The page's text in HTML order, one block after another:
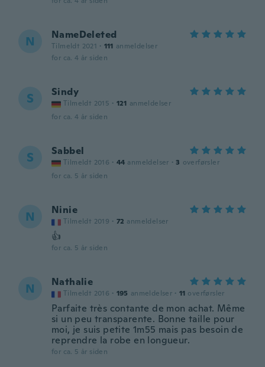
N NameDeleted
Tilmeldt 2021 · 111 anmeldelser
for ca. 4 år siden
S Sindy
Tilmeldt 2015 · 121 anmeldelser
for ca. 4 år siden
S Sabbel
Tilmeldt 2016 · 44 anmeldelser · 3 overførsler
for ca. 5 år siden
N Ninie
Tilmeldt 2019 · 72 anmeldelser
👍
for ca. 5 år siden
N Nathalie
Tilmeldt 2016 · 195 anmeldelser · 11 overførsler
Parfaite très contante de mon achat. Même
si un peu transparente. Bonne taille pour
moi, je suis petite 1m55 mais pas besoin de
reprendre la robe en longueur.
for ca. 5 år siden